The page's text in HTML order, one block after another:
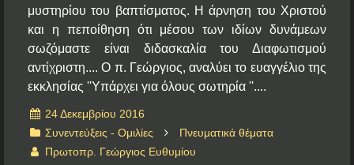
μυστηρίου του βαπτίσματος. Η άρνηση του Χριστού
και η πεποίθηση ότι μέσου των ιδίων δυνάμεων
σωζόμαστε είναι διδασκαλία του Διαφωτισμού
αντίχριστη.... Ο π. Γεώργιος, αναλύει το ευαγγέλιο της
εκκλησίας ''Υπάρχει για όλους σωτηρία ''....
24 Δεκεμβρίου 2016
Συνεντεύξεις - Ομιλίες
Πνευματικά θέματα
Πρωτοπρ. Γεώργιος Ευθυμίου